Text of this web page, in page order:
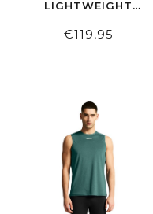
LIGHTWEIGHT
€119,95